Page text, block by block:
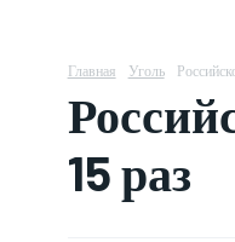
Главная Уголь
15 раз